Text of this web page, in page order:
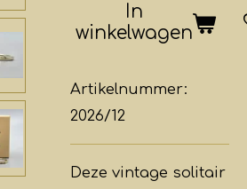
In
winkelwagen
Artikelnummer:
2026/12
Deze vintage solitair